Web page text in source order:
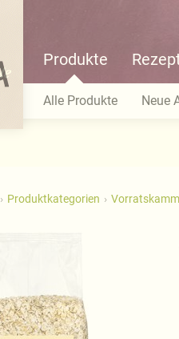
Produkte
Alle Produkte Neue
Produktkategorien